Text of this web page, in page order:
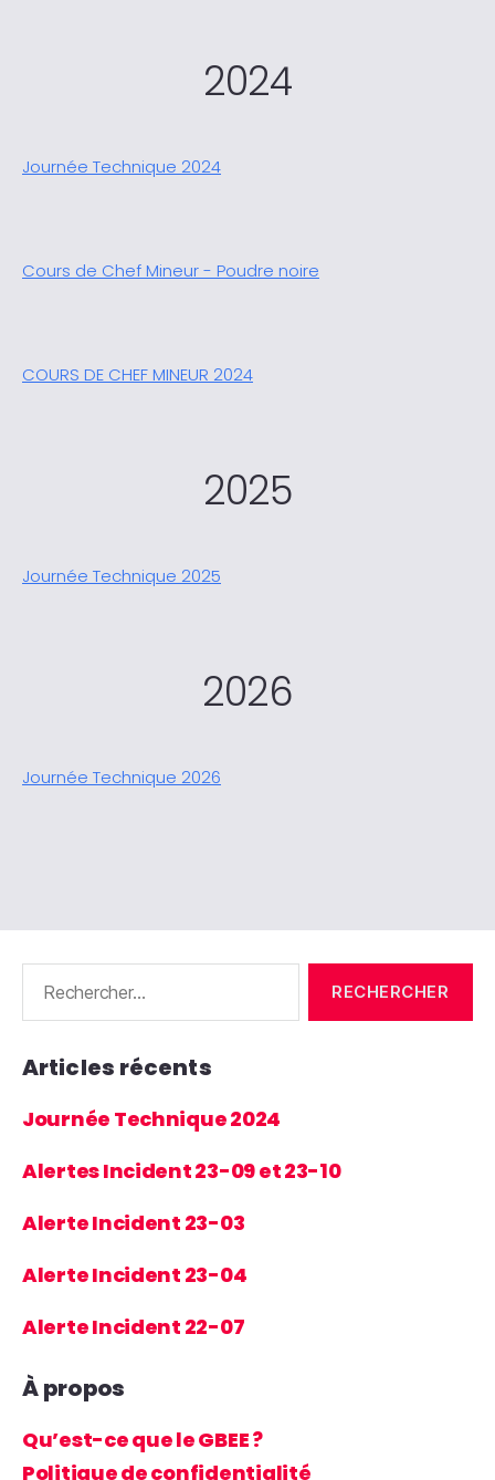
2024
Journée Technique 2024
Cours de Chef Mineur - Poudre noire
COURS DE CHEF MINEUR 2024
2025
Journée Technique 2025
2026
Journée Technique 2026
Articles récents
Journée Technique 2024
Alertes Incident 23-09 et 23-10
Alerte Incident 23-03
Alerte Incident 23-04
Alerte Incident 22-07
À propos
Qu’est-ce que le GBEE ?
Politique de confidentialité